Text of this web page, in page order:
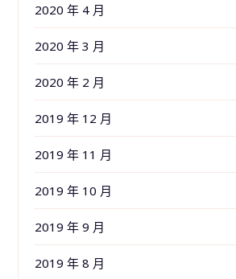
2020 年 4 月
2020 年 3 月
2020 年 2 月
2019 年 12 月
2019 年 11 月
2019 年 10 月
2019 年 9 月
2019 年 8 月